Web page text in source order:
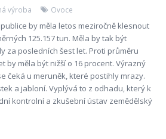
výroba Ovoce
by měla letos meziročně klesnout
125.157 tun. Měla by tak být
za posledních šest let. Proti průměru
by měla být nižší o 16 procent. Výrazný
čeká u meruněk, které postihly mrazy.
a jabloní. Vyplývá to z odhadu, který k
kontrolní a zkušební ústav zemědělský